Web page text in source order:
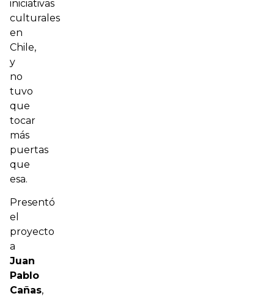
iniciativas
culturales
en
Chile,
y
no
tuvo
que
tocar
más
puertas
que
esa.
Presentó
el
proyecto
a
Juan
Pablo
Cañas,